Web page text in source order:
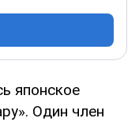
японское
Один член